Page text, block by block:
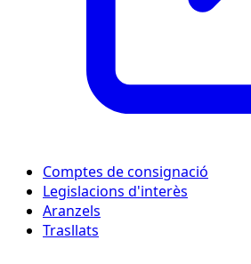
Comptes de consignació
Legislacions d'interès
Aranzels
Trasllats